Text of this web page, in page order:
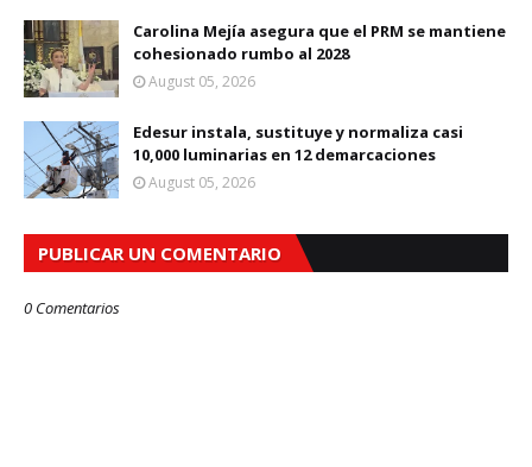
Carolina Mejía asegura que el PRM se mantiene
cohesionado rumbo al 2028
August 05, 2026
Edesur instala, sustituye y normaliza casi
10,000 luminarias en 12 demarcaciones
August 05, 2026
PUBLICAR UN COMENTARIO
0 Comentarios